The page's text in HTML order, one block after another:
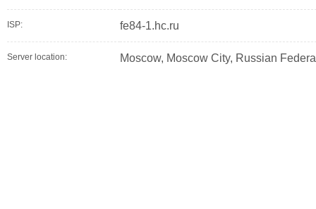
ISP: fe84-1.hc.ru
Server location: Moscow, Moscow City, Russian